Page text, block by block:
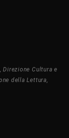
Cultura e
della Lettura,